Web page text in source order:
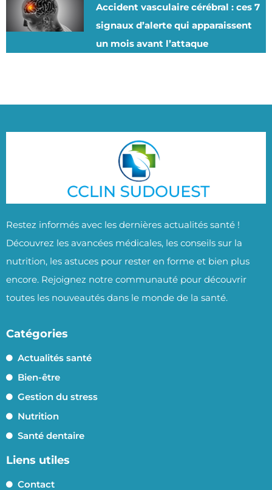
Accident vasculaire cérébral : ces 7
signaux d’alerte qui apparaissent
un mois avant l’attaque
Restez informés avec les dernières actualités santé !
Découvrez les avancées médicales, les conseils sur la
nutrition, les astuces pour rester en forme et bien plus
encore. Rejoignez notre communauté pour découvrir
toutes les nouveautés dans le monde de la santé.
Catégories
Actualités santé
Bien-être
Gestion du stress
Nutrition
Santé dentaire
Liens utiles
Contact